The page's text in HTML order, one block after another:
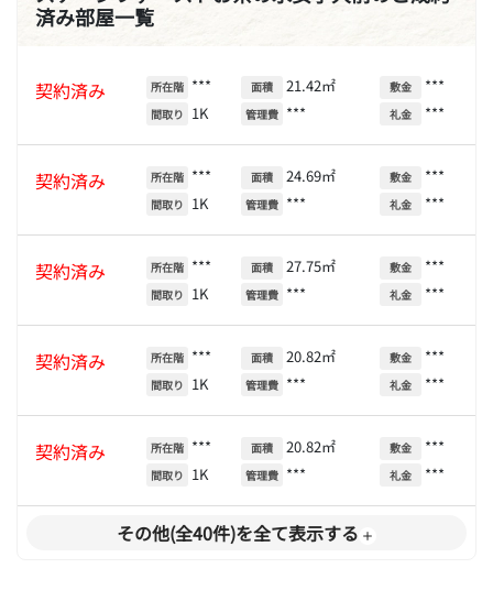
済み部屋一覧
契約済み 所在階 ***
間取り 1K
面積 21.42㎡
管理費 ***
敷金 ***
礼金 ***
契約済み 所在階 ***
間取り 1K
面積 24.69㎡
管理費 ***
敷金 ***
礼金 ***
契約済み 所在階 ***
間取り 1K
面積 27.75㎡
管理費 ***
敷金 ***
礼金 ***
契約済み 所在階 ***
間取り 1K
面積 20.82㎡
管理費 ***
敷金 ***
礼金 ***
契約済み 所在階 ***
間取り 1K
面積 20.82㎡
管理費 ***
敷金 ***
礼金 ***
その他(全40件)を全て表示する